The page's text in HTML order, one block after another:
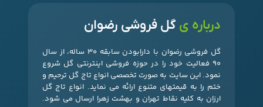
درباره ی گل فروشی رضوان
گل فروشی رضوان با دارابودن سابقه 30 ساله، از سال
90 فعالیت خود را در حوزه فروشی اینترنتی گل شروع
نمود. این سایت به صورت تخصصی انواع تاج گل ترحیم و
ختم را به قیمتهای متنوع ارائه می نماید. انواع تاج گل
ارزان به کلیه نقاط تهران و بهشت زهرا ارسال می شود.